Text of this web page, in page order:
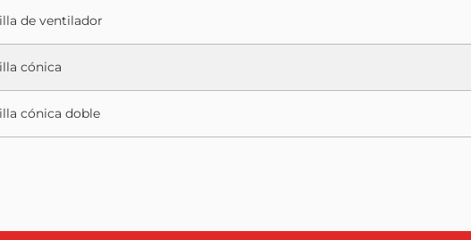
de ventilador
cónica
cónica doble